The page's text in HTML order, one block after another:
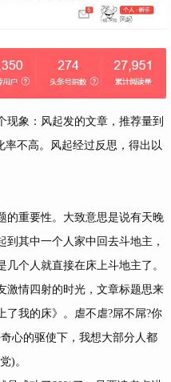
现象：风起发的文章，推荐量到
率不高。风起经过反思，得出以
的重要性。大致意思是说有天晚
到其中一个人家中回去斗地主，
个人就直接在床上斗地主了。
激情四射的时光，文章标题思来
了我的床》。虐不虐?屌不屌?你
心的驱使下，我想大部分人都
)。